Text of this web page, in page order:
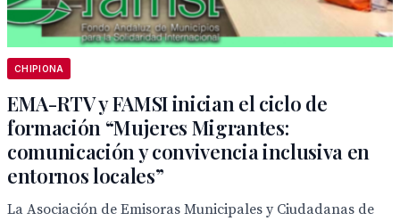
CHIPIONA
EMA-RTV y FAMSI inician el ciclo de
formación “Mujeres Migrantes:
comunicación y convivencia inclusiva en
entornos locales”
La Asociación de Emisoras Municipales y Ciudadanas de